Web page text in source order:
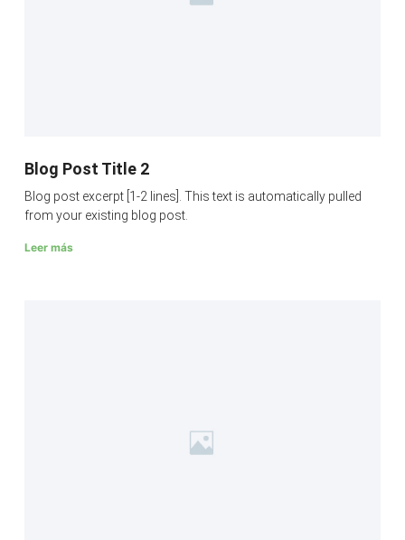
Blog Post Title 2
Blog post excerpt [1-2 lines]. This text is automatically pulled
from your existing blog post.
Leer más